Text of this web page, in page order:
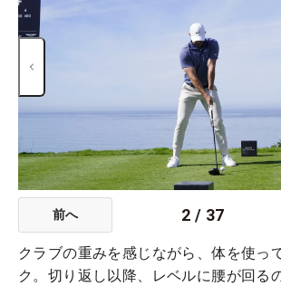
前へ 2 / 37
クラブの重みを感じながら、体を使っ
ク。切り返し以降、レベルに腰が回る